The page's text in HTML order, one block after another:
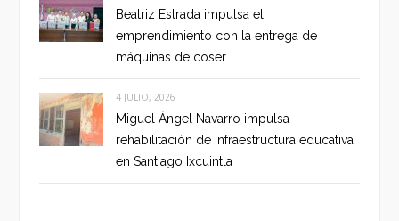
Beatriz Estrada impulsa el
emprendimiento con la entrega de
máquinas de coser
4 JULIO, 2026
Miguel Ángel Navarro impulsa
rehabilitación de infraestructura educativa
en Santiago Ixcuintla